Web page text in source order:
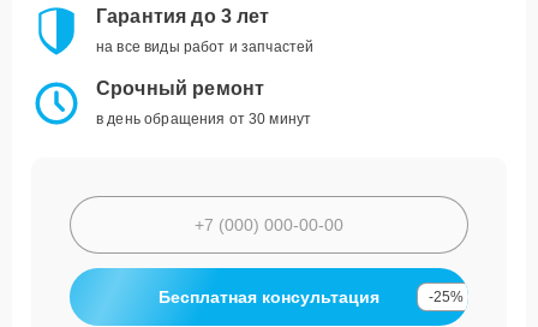
Гарантия до 3 лет
на все виды работ и запчастей
Срочный ремонт
в день обращения от 30 минут
Бесплатная консультация -25%